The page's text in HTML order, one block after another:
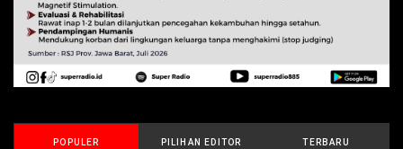
POPULER PILIHAN EDITOR TERBARU